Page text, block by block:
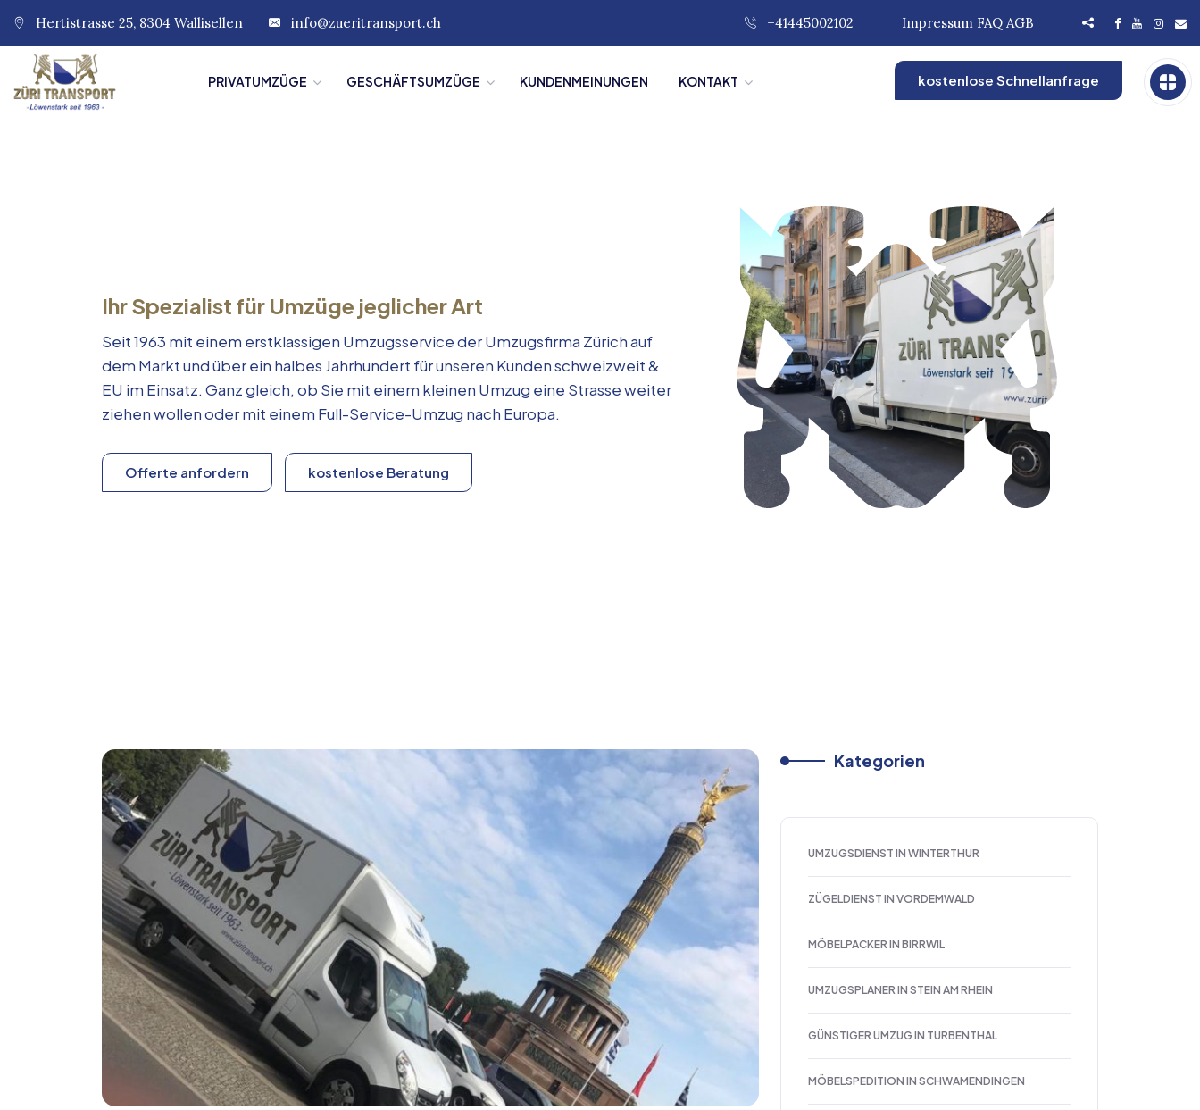
Hertistrasse 25, 8304 Wallisellen info@zueritransport.ch +41445002102 Impressum FAQ AGB
PRIVATUMZÜGE GESCHÄFTSUMZÜGE KUNDENMEINUNGEN KONTAKT kostenlose Schnellanfrage
Ihr Spezialist für Umzüge jeglicher Art
Seit 1963 mit einem erstklassigen Umzugsservice der Umzugsfirma Zürich auf
dem Markt und über ein halbes Jahrhundert für unseren Kunden schweizweit &
EU im Einsatz. Ganz gleich, ob Sie mit einem kleinen Umzug eine Strasse weiter
ziehen wollen oder mit einem Full-Service-Umzug nach Europa.
Offerte anfordern kostenlose Beratung
Kategorien
UMZUGSDIENST IN WINTERTHUR
ZÜGELDIENST IN VORDEMWALD
MÖBELPACKER IN BIRRWIL
UMZUGSPLANER IN STEIN AM RHEIN
GÜNSTIGER UMZUG IN TURBENTHAL
MÖBELSPEDITION IN SCHWAMENDINGEN